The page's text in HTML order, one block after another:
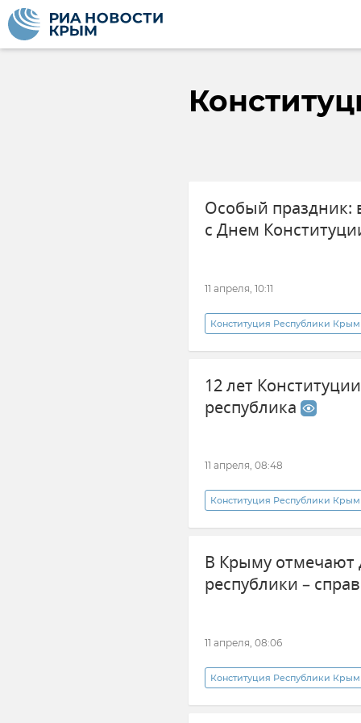
Особый праздник:
с Днем
11 апреля, 10:11
Конституция Республики Крым
Праздники и памятные даты
12 лет
республика
11 апреля, 08:48
Конституция Республики Крым
Общество
В Крыму отмечают
республики –
11 апреля, 08:06
Конституция Республики Крым
Государственный совет РК